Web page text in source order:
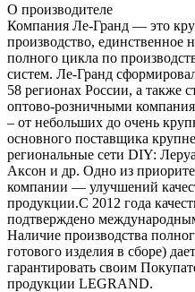
О производителе
Компания Ле-Гранд — это
производство, единственное
полного цикла по
систем. Ле-Гранд
58 регионах России, а также
оптово-розничными
– от небольших до очень
основного поставщика
региональные сети DIY:
Аксон и др. Одно из
компании — улучшений
продукции.С 2012 года
подтверждено
Наличие производства
готового изделия в сборе)
гарантировать своим
продукции LEGRAND.